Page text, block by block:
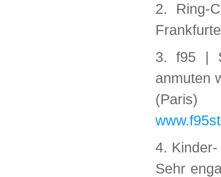
2. Ring-
3. f95 |
anmuten
4.
Sehr